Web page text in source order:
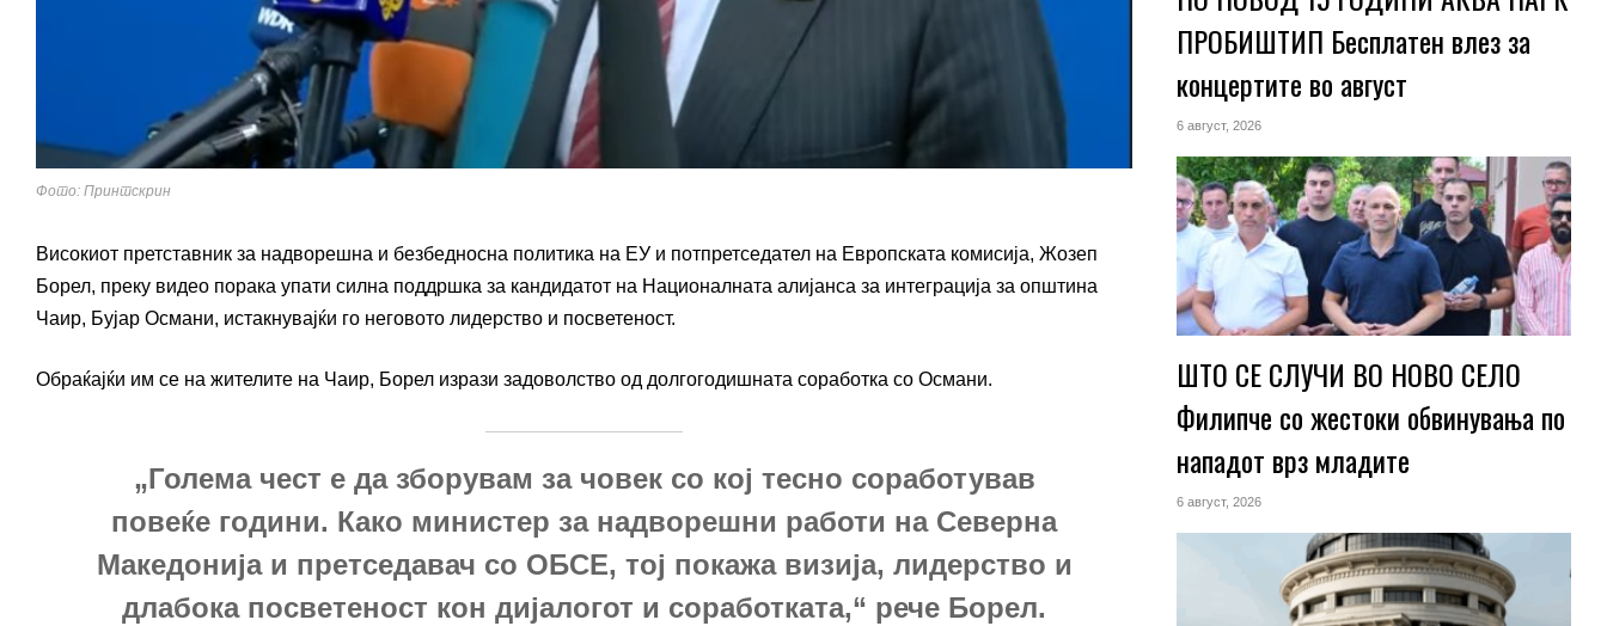
Фото: Принтскрин
Високиот претставник за надворешна и безбедносна политика на ЕУ и потпретседател на Европската комисија, Жозеп
Борел, преку видео порака упати силна поддршка за кандидатот на Националната алијанса за интеграција за општина
Чаир, Бујар Османи, истакнувајќи го неговото лидерство и посветеност.
Обраќајќи им се на жителите на Чаир, Борел изрази задоволство од долгогодишната соработка со Османи.
„Голема чест е да зборувам за човек со кој тесно соработував
повеќе години. Како министер за надворешни работи на Северна
Македонија и претседавач со ОБСЕ, тој покажа визија, лидерство и
длабока посветеност кон дијалогот и соработката,“ рече Борел.
ПРОБИШТИП Бесплатен влез за
концертите во август
6 август, 2026
ШТО СЕ СЛУЧИ ВО НОВО СЕЛО
Филипче со жестоки обвинувања по
нападот врз младите
6 август, 2026